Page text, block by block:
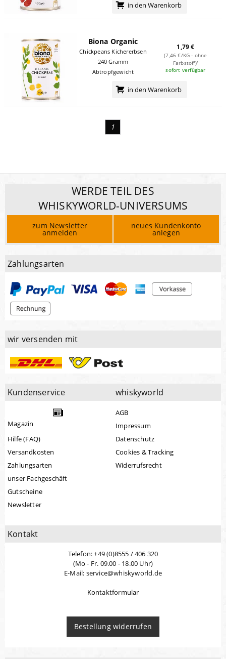
in den Warenkorb
Biona Organic
Chickpeans Kichererbsen
240 Gramm
Abtropfgewicht
1,79 €
(7,46 €/KG - ohne
Farbstoff)¹
sofort verfügbar
in den Warenkorb
1
WERDE TEIL DES
WHISKYWORLD-UNIVERSUMS
zum Newsletter
anmelden
neues Kundenkonto
anlegen
Zahlungsarten
wir versenden mit
Kundenservice
Magazin
Hilfe (FAQ)
Versandkosten
Zahlungsarten
unser Fachgeschäft
Gutscheine
Newsletter
whiskyworld
AGB
Impressum
Datenschutz
Cookies & Tracking
Widerrufsrecht
Kontakt
Telefon: +49 (0)8555 / 406 320
(Mo - Fr. 09.00 - 18.00 Uhr)
E-Mail: service@whiskyworld.de
Kontaktformular
Bestellung widerrufen